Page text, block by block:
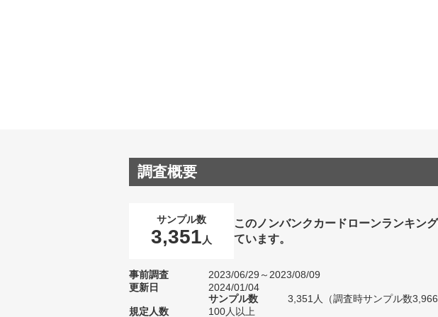
調査概要
サンプル数
3,351 人
このノンバンクカードローンランキン
ています。
事前調査
2023/06/29～2023/08/09
更新日
2024/01/04
サンプル数
3,351人（調査時サンプル数3,966
規定人数
100人以上